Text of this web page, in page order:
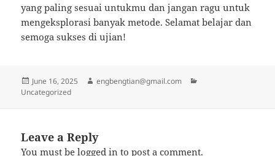
yang paling sesuai untukmu dan jangan ragu untuk
mengeksplorasi banyak metode. Selamat belajar dan
semoga sukses di ujian!
Posted
on
June 16, 2025 Author
engbengtian@gmail.com
Uncategorized
Leave a Reply
You must belogged in to post a comment.